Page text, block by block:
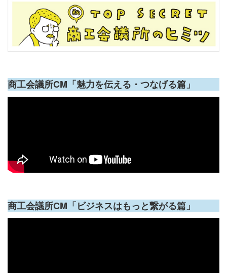
商工会議所CM「魅力を伝える・つなげる篇」
商工会議所CM「ビジネスはもっと繋がる篇」